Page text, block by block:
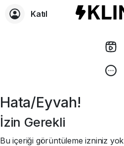
Katıl
Hata/Eyvah!
İzin Gerekli
Bu içeriği görüntüleme izniniz yok